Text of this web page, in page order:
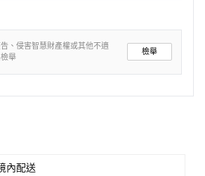
、侵害智慧財產權或其他不適
舉
檢舉
內配送